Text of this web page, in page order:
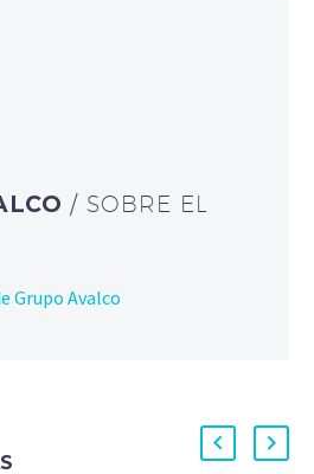
/ SOBRE EL
Grupo Avalco